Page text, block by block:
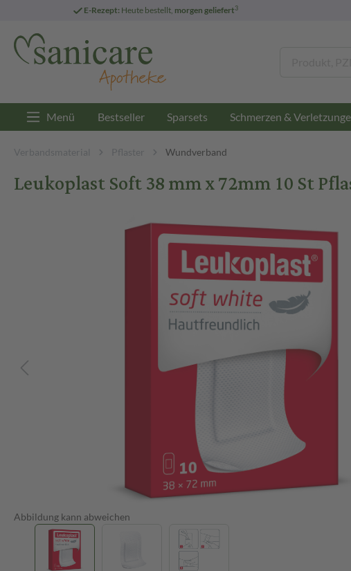
E-Rezept: Heute bestellt, morgen geliefert3
Menü Bestseller Sparsets Schmerzen &
Verbandsmaterial Pflaster Wundverband
Leukoplast Soft 38 mm x 72mm 10 St
Abbildung kann abweichen